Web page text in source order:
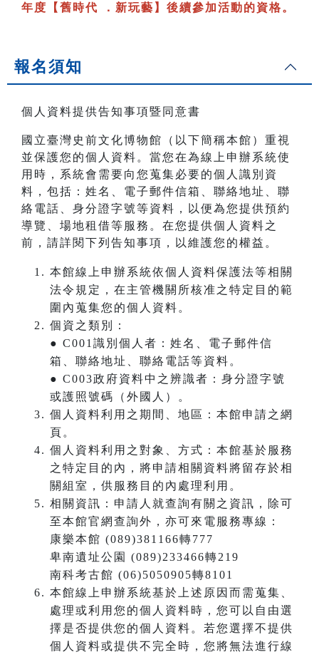
年度【舊時代 ．新玩藝】後續參加活動的資格。
報名須知
個人資料提供告知事項暨同意書
國立臺灣史前文化博物館（以下簡稱本館）重視
並保護您的個人資料。當您在為線上申辦系統使
用時，系統會需要向您蒐集必要的個人識別資
料，包括：姓名、電子郵件信箱、聯絡地址、聯
絡電話、身分證字號等資料，以便為您提供預約
導覽、場地租借等服務。在您提供個人資料之
前，請詳閱下列告知事項，以維護您的權益。
本館線上申辦系統依個人資料保護法等相關
法令規定，在主管機關所核准之特定目的範
圍內蒐集您的個人資料。
個資之類別：
● C001識別個人者：姓名、電子郵件信
箱、聯絡地址、聯絡電話等資料。
● C003政府資料中之辨識者：身分證字號
或護照號碼（外國人）。
個人資料利用之期間、地區：本館申請之網
頁。
個人資料利用之對象、方式：本館基於服務
之特定目的內，將申請相關資料將留存於相
關組室，供服務目的內處理利用。
相關資訊：申請人就查詢有關之資訊，除可
至本館官網查詢外，亦可來電服務專線：
康樂本館 (089)381166轉777
卑南遺址公園 (089)233466轉219
南科考古館 (06)5050905轉8101
本館線上申辦系統基於上述原因而需蒐集、
處理或利用您的個人資料時，您可以自由選
擇是否提供您的個人資料。若您選擇不提供
個人資料或提供不完全時，您將無法進行線